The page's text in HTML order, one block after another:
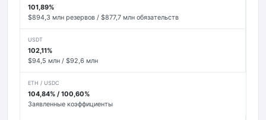
101,89%
$894,3 млн резервов / $877,7 млн обязательств
USDT
102,11%
$94,5 млн / $92,6 млн
ETH / USDC
104,84% / 100,60%
Заявленные коэффициенты